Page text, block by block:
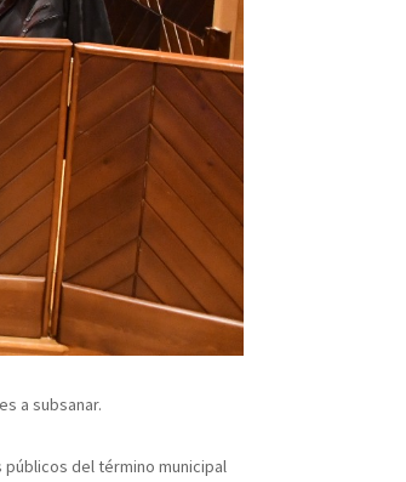
a subsanar.
del término municipal